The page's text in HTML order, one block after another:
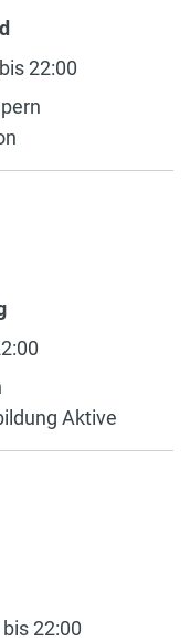
22:00
Aktive
22:00